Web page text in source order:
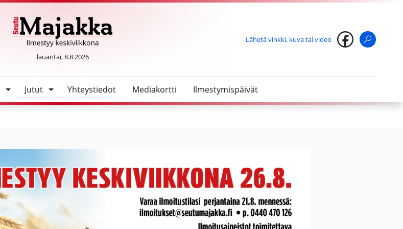
SeutuMajakka
lauantai, 8.8.2026
Lähetä vinkki, kuva tai video
Jutut Yhteystiedot Mediakortti Ilmestymispäivät